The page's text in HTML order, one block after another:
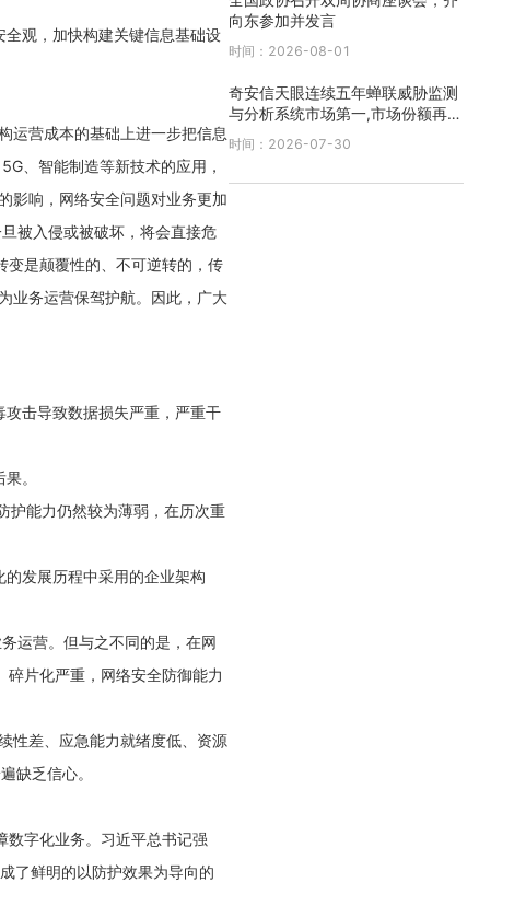
观，加快构建关键信息基础设
运营成本的基础上进一步把信息
、智能制造等新技术的应用，
影响，网络安全问题对业务更加
被入侵或被破坏，将会直接危
变是颠覆性的、不可逆转的，传
业务运营保驾护航。因此，广大
击导致数据损失严重，严重干
。
护能力仍然较为薄弱，在历次重
发展历程中采用的企业架构
运营。但与之不同的是，在网
碎片化严重，网络安全防御能力
性差、应急能力就绪度低、资源
缺乏信心。
数字化业务。习近平总书记强
了鲜明的以防护效果为导向的
向东参加并发言
时间：2026-08-01
奇安信天眼连续五年蝉联威胁监测
与分析系统市场第一,市场份额再创
新高
时间：2026-07-30